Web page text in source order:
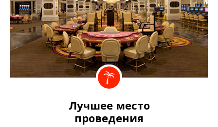
Лучшее место
проведения